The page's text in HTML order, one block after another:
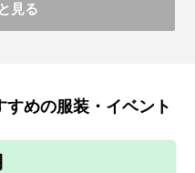
見る
すめの服装・イベント